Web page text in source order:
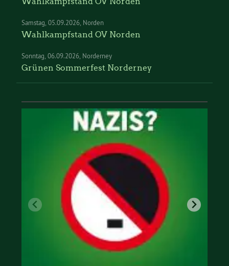
Samstag 05.09.2026 Norden
Wahlkampfstand OV Norden
Sonntag 06.09.2026 Norderney
Grünen Sommerfest Norderney